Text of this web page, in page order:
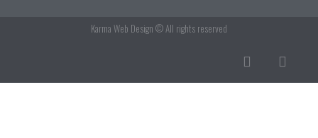
Karma Web Design © All rights reserved